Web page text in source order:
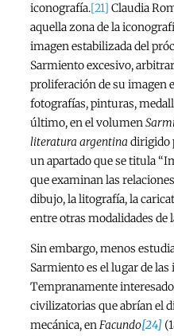
iconografía.[21] Claudia
aquella zona de la
imagen estabilizada del
Sarmiento excesivo,
proliferación de su imagen
fotografías, pinturas,
último, en el volumen
literatura argentina dirigido
un apartado que se titula
que examinan las
dibujo, la litografía, la
entre otras modalidades de
Sin embargo, menos
Sarmiento es el lugar de
Tempranamente
civilizatorias que abrían el
mecánica, enFacundo[24]